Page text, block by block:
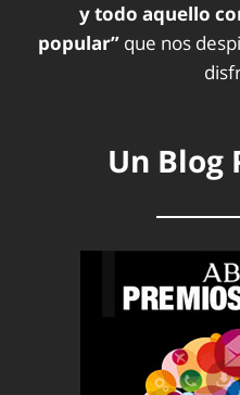
y todo aquello
popular” que nos
Un Blog